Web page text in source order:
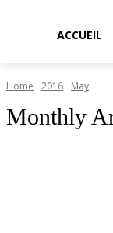
ACCUEIL
Home 2016 May
Monthly